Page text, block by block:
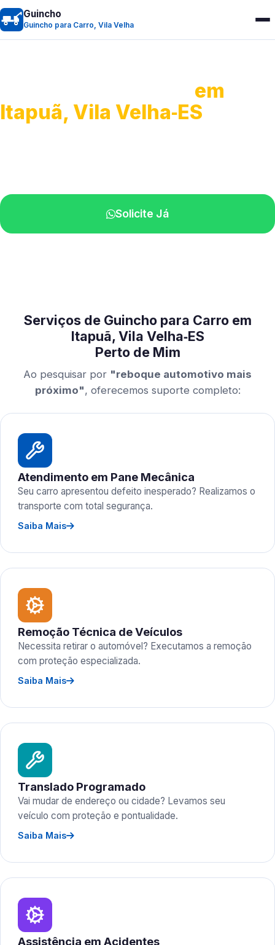
Guincho
Guincho para Carro, Vila Velha
em
Itapuã, Vila Velha‑ES
Solicite Já
Serviços de Guincho para Carro em
Itapuã, Vila Velha‑ES
Perto de Mim
Ao pesquisar por "reboque automotivo mais
próximo", oferecemos suporte completo:
Atendimento em Pane Mecânica
Seu carro apresentou defeito inesperado? Realizamos o
transporte com total segurança.
Saiba Mais
Remoção Técnica de Veículos
Necessita retirar o automóvel? Executamos a remoção
com proteção especializada.
Saiba Mais
Translado Programado
Vai mudar de endereço ou cidade? Levamos seu
veículo com proteção e pontualidade.
Saiba Mais
Assistência em Acidentes